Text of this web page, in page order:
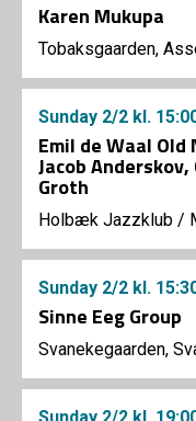
Karen Mukupa
Tobaksgaarden,
Sunday 2/2 kl.
Emil de Waal
Jacob
Groth
Holbæk Jazzklub /
Sunday 2/2 kl.
Sinne Eeg Group
Svanekegaarden,